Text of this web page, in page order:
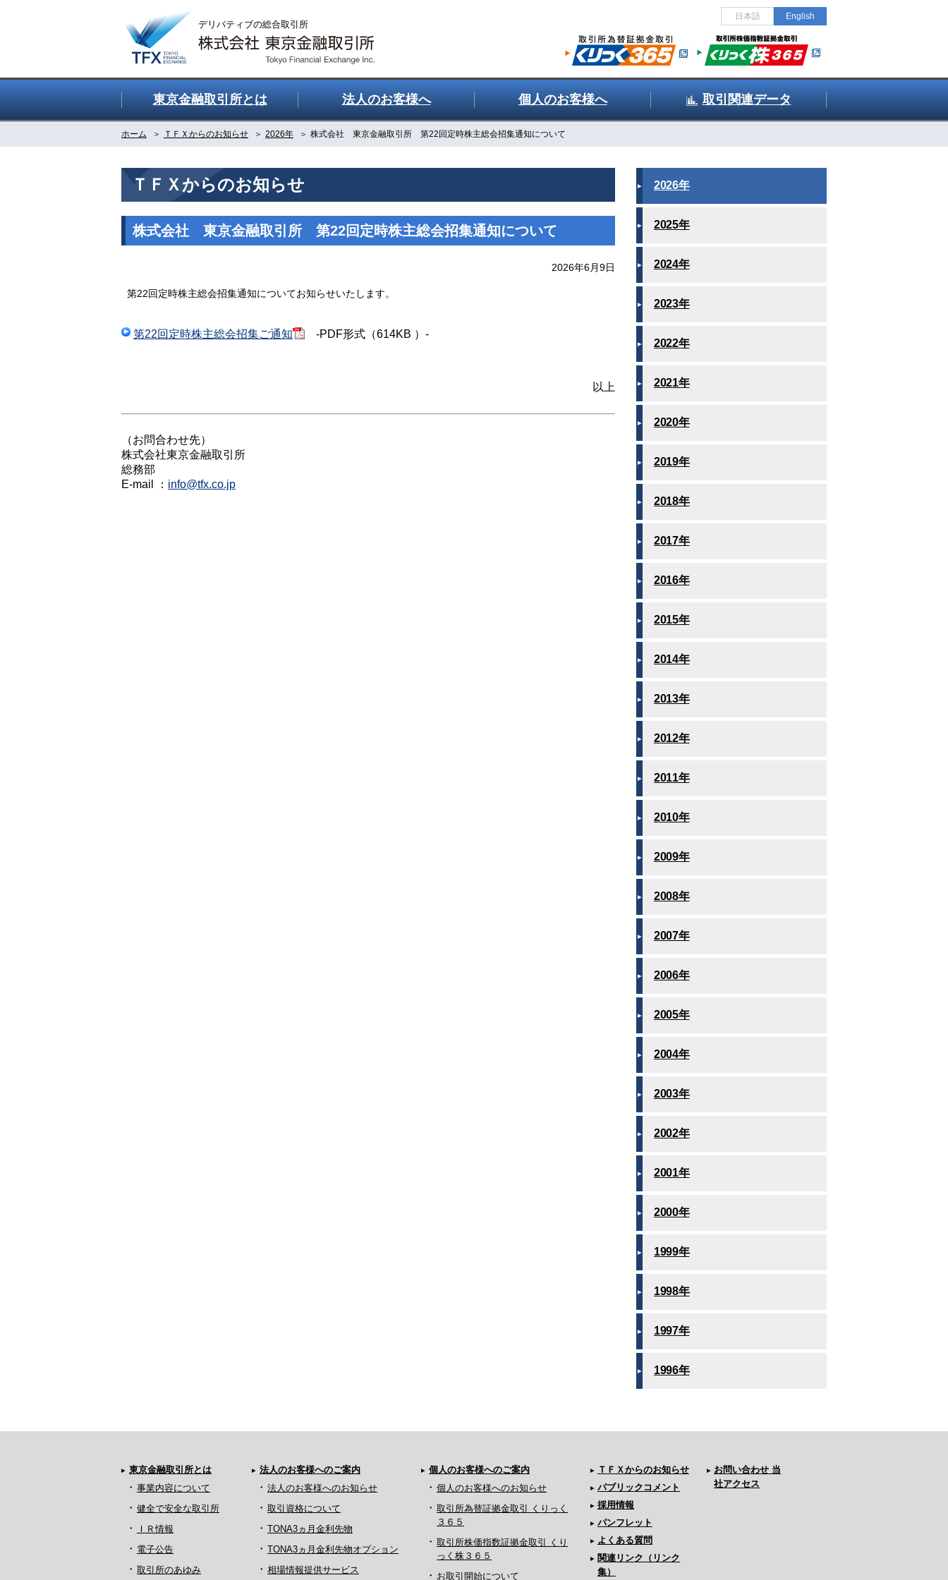
日本語 English
東京金融取引所とは 法人のお客様へ 個人のお客様へ 取引関連データ
ホーム ＴＦＸからのお知らせ 2026年 株式会社 東京金融取引所 第22回定時株主総会招集通知について
ＴＦＸからのお知らせ
株式会社 東京金融取引所 第22回定時株主総会招集通知について
2026年6月9日
第22回定時株主総会招集通知についてお知らせいたします。
第22回定時株主総会招集ご通知 -PDF形式（614KB ）-
以上
（お問合わせ先）
株式会社東京金融取引所
総務部
E-mail ： info@tfx.co.jp
2026年
2025年
2024年
2023年
2022年
2021年
2020年
2019年
2018年
2017年
2016年
2015年
2014年
2013年
2012年
2011年
2010年
2009年
2008年
2007年
2006年
2005年
2004年
2003年
2002年
2001年
2000年
1999年
1998年
1997年
1996年
東京金融取引所とは
事業内容について
健全で安全な取引所
ＩＲ情報
電子公告
取引所のあゆみ
法人のお客様へのご案内
法人のお客様へのお知らせ
取引資格について
TONA3ヵ月金利先物
TONA3ヵ月金利先物オプション
相場情報提供サービス
個人のお客様へのご案内
個人のお客様へのお知らせ
取引所為替証拠金取引 くりっく
３６５
取引所株価指数証拠金取引 くり
っく株３６５
お取引開始について
ＴＦＸからのお知らせ
パブリックコメント
採用情報
パンフレット
よくある質問
関連リンク（リンク
集）
お問い合わせ 当
社アクセス